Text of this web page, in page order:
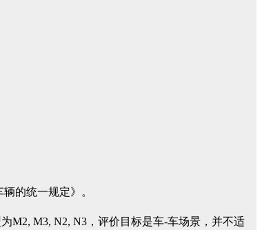
的统一规定》。
M2, M3, N2, N3，评价目标是车-车场景，并不适